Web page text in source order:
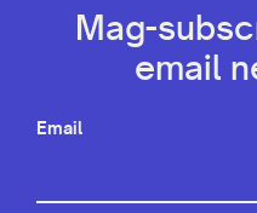
Mag-
email
Email